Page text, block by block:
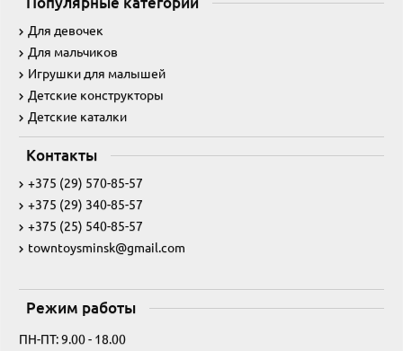
Для девочек
Для мальчиков
Игрушки для малышей
Детские конструкторы
Детские каталки
Контакты
+375 (29) 570-85-57
+375 (29) 340-85-57
+375 (25) 540-85-57
towntoysminsk@gmail.com
Режим работы
ПН-ПТ: 9.00 - 18.00